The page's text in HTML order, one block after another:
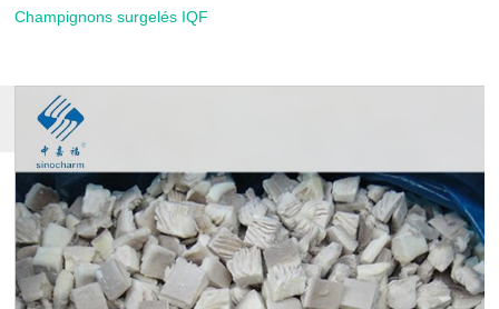
Champignons surgelés IQF
PLUS DE
PRODUITS